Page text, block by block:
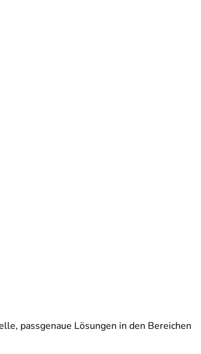
passgenaue Lösungen in den Bereichen